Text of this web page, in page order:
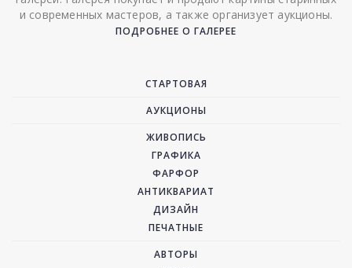
и современных мастеров, а также организует аукционы.
ПОДРОБНЕЕ О ГАЛЕРЕЕ
СТАРТОВАЯ
АУКЦИОНЫ
ЖИВОПИСЬ
ГРАФИКА
ФАРФОР
АНТИКВАРИАТ
ДИЗАЙН
ПЕЧАТНЫЕ
АВТОРЫ